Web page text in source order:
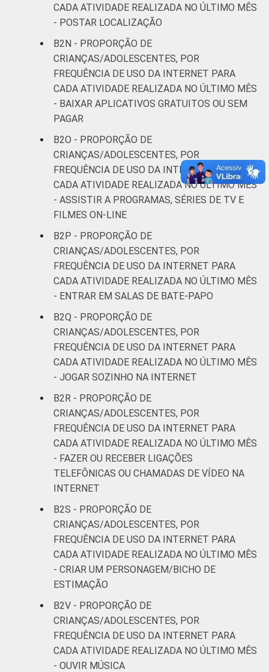
CADA ATIVIDADE REALIZADA NO ÚLTIMO MÊS
- POSTAR LOCALIZAÇÃO
B2N - PROPORÇÃO DE
CRIANÇAS/ADOLESCENTES, POR
FREQUÊNCIA DE USO DA INTERNET PARA
CADA ATIVIDADE REALIZADA NO ÚLTIMO MÊS
- BAIXAR APLICATIVOS GRATUITOS OU SEM
PAGAR
B2O - PROPORÇÃO DE
CRIANÇAS/ADOLESCENTES, POR
FREQUÊNCIA DE USO DA INTERNET PARA
CADA ATIVIDADE REALIZADA NO ÚLTIMO MÊS
- ASSISTIR A PROGRAMAS, SÉRIES DE TV E
FILMES ON-LINE
B2P - PROPORÇÃO DE
CRIANÇAS/ADOLESCENTES, POR
FREQUÊNCIA DE USO DA INTERNET PARA
CADA ATIVIDADE REALIZADA NO ÚLTIMO MÊS
- ENTRAR EM SALAS DE BATE-PAPO
B2Q - PROPORÇÃO DE
CRIANÇAS/ADOLESCENTES, POR
FREQUÊNCIA DE USO DA INTERNET PARA
CADA ATIVIDADE REALIZADA NO ÚLTIMO MÊS
- JOGAR SOZINHO NA INTERNET
B2R - PROPORÇÃO DE
CRIANÇAS/ADOLESCENTES, POR
FREQUÊNCIA DE USO DA INTERNET PARA
CADA ATIVIDADE REALIZADA NO ÚLTIMO MÊS
- FAZER OU RECEBER LIGAÇÕES
TELEFÔNICAS OU CHAMADAS DE VÍDEO NA
INTERNET
B2S - PROPORÇÃO DE
CRIANÇAS/ADOLESCENTES, POR
FREQUÊNCIA DE USO DA INTERNET PARA
CADA ATIVIDADE REALIZADA NO ÚLTIMO MÊS
- CRIAR UM PERSONAGEM/BICHO DE
ESTIMAÇÃO
B2V - PROPORÇÃO DE
CRIANÇAS/ADOLESCENTES, POR
FREQUÊNCIA DE USO DA INTERNET PARA
CADA ATIVIDADE REALIZADA NO ÚLTIMO MÊS
- OUVIR MÚSICA